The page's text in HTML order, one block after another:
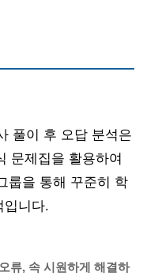
풀이 후 오답 분석은
문제집을 활용하여
룹을 통해 꾸준히 학
입니다.
류, 속 시원하게 해결하